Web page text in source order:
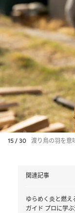
15 / 30 渡り鳥の羽を意
関連記事
ゆらめく炎と燃え
ガイド プロに学